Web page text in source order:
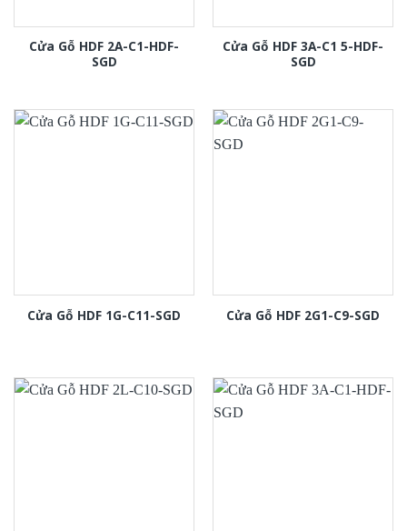
Cửa Gỗ HDF 2A-C1-HDF-
SGD
Cửa Gỗ HDF 3A-C1 5-HDF-
SGD
Cửa Gỗ HDF 1G-C11-SGD Cửa Gỗ HDF 2G1-C9-SGD